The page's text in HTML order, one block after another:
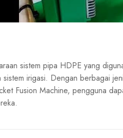
sistem pipa HDPE yang
irigasi. Dengan berbagai
Fusion Machine, pengguna